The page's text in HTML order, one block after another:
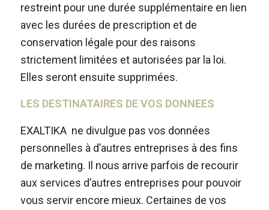
restreint pour une durée supplémentaire en lien
avec les durées de prescription et de
conservation légale pour des raisons
strictement limitées et autorisées par la loi.
Elles seront ensuite supprimées.
LES DESTINATAIRES DE VOS DONNEES
EXALTIKA ne divulgue pas vos données
personnelles à d’autres entreprises à des fins
de marketing. Il nous arrive parfois de recourir
aux services d’autres entreprises pour pouvoir
vous servir encore mieux. Certaines de vos